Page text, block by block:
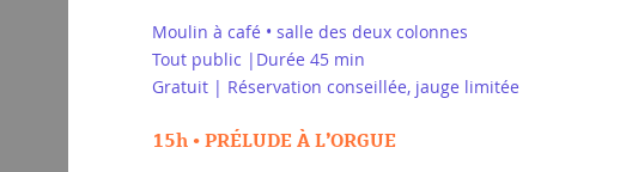
Moulin à café • salle des deux colonnes
Tout public |Durée 45 min
Gratuit | Réservation conseillée, jauge limitée
15h • PRÉLUDE À L’ORGUE